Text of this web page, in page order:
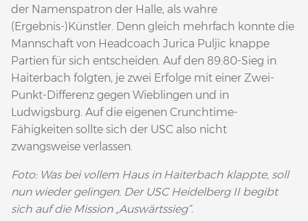
der Namenspatron der Halle, als wahre
(Ergebnis-)Künstler. Denn gleich mehrfach konnte die
Mannschaft von Headcoach Jurica Puljic knappe
Partien für sich entscheiden. Auf den 89:80-Sieg in
Haiterbach folgten, je zwei Erfolge mit einer Zwei-
Punkt-Differenz gegen Wieblingen und in
Ludwigsburg. Auf die eigenen Crunchtime-
Fähigkeiten sollte sich der USC also nicht
zwangsweise verlassen.
Foto: Was bei vollem Haus in Haiterbach klappte, soll
nun wieder gelingen. Der USC Heidelberg II begibt
sich auf die Mission „Auswärtssieg“.